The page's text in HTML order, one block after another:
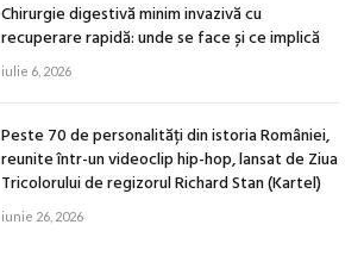
Chirurgie digestivă minim invazivă cu
recuperare rapidă: unde se face și ce implică
iulie 6, 2026
Peste 70 de personalități din istoria României,
reunite într-un videoclip hip-hop, lansat de Ziua
Tricolorului de regizorul Richard Stan (Kartel)
iunie 26, 2026